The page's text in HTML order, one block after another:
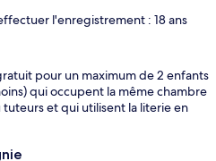
l'enregistrement : 18 ans
pour un maximum de 2 enfants
qui occupent la même chambre
et qui utilisent la literie en